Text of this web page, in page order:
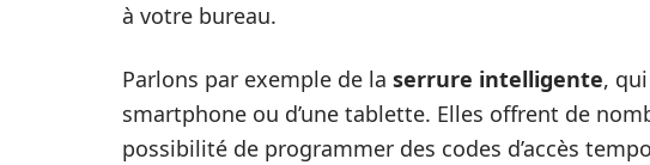
à votre bureau.
Parlons par exemple de la serrure intelligente,
smartphone ou d’une tablette. Elles offrent de
possibilité de programmer des codes d’accès